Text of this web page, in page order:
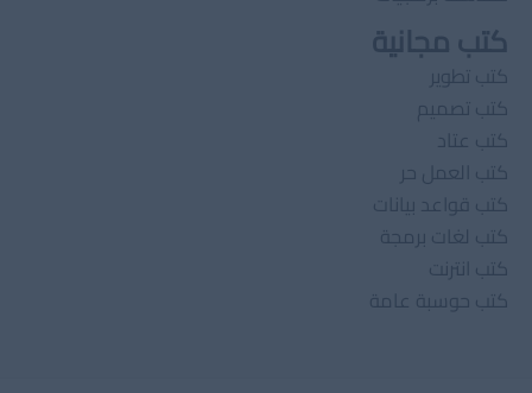
كتب مجانية
كتب تطوير
كتب تصميم
كتب عتاد
كتب العمل حر
كتب قواعد بيانات
كتب لغات برمجة
كتب انترنت
كتب حوسبة عامة